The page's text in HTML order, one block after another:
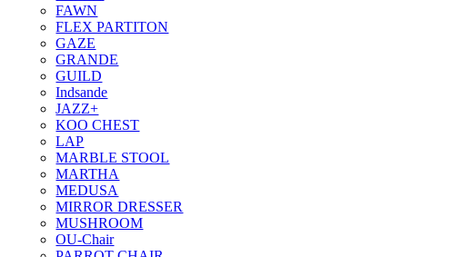
FAWN
FLEX PARTITON
GAZE
GRANDE
GUILD
Indsande
JAZZ+
KOO CHEST
LAP
MARBLE STOOL
MARTHA
MEDUSA
MIRROR DRESSER
MUSHROOM
OU-Chair